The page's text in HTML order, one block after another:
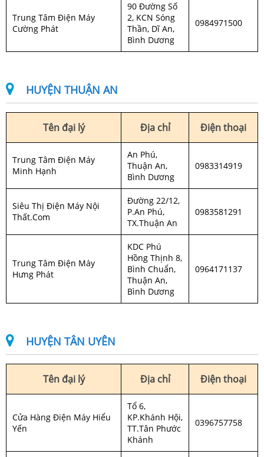
Trung Tâm Điện Máy
Cường Phát
90 Đường Số
2, KCN Sóng
Thần, Dĩ An,
Bình Dương
0984971500
HUYỆN THUẬN AN
Tên đại lý Địa chỉ Điện thoại
Trung Tâm Điện Máy
Minh Hạnh
An Phú,
Thuận An,
Bình Dương
0983314919
Siêu Thị Điện Máy Nội
Thất.Com
Đường 22/12,
P.An Phú,
TX.Thuận An
0983581291
Trung Tâm Điện Máy
Hưng Phát
KDC Phú
Hồng Thịnh 8,
Bình Chuẩn,
Thuận An,
Bình Dương
0964171137
HUYỆN TÂN UYÊN
Tên đại lý Địa chỉ Điện thoại
Cửa Hàng Điện Máy Hiểu
Yến
Tổ 6,
KP.Khánh Hội,
TT.Tân Phước
Khánh
0396757758